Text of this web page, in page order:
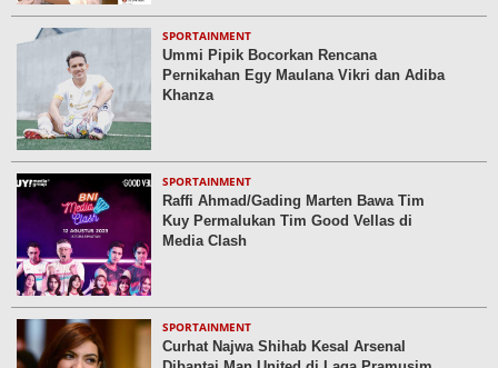
SPORTAINMENT
Ummi Pipik Bocorkan Rencana
Pernikahan Egy Maulana Vikri dan Adiba
Khanza
SPORTAINMENT
Raffi Ahmad/Gading Marten Bawa Tim
Kuy Permalukan Tim Good Vellas di
Media Clash
SPORTAINMENT
Curhat Najwa Shihab Kesal Arsenal